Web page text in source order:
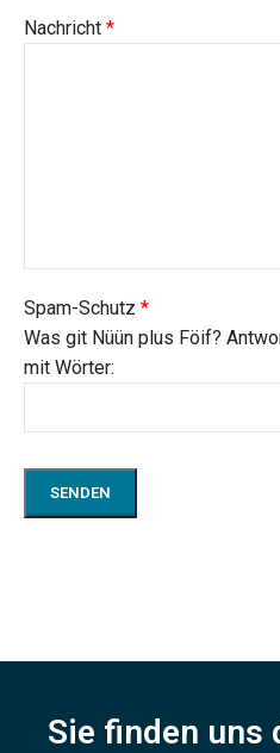
Nachricht *
Spam-Schutz *
Was git Nüün plus Föif?
mit Wörter:
Sie finden uns